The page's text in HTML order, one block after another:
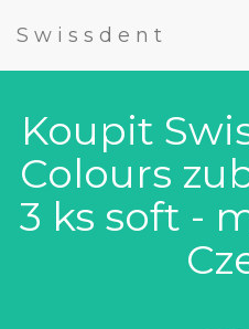
Swissdent
Koupit
Colours
3 ks soft -